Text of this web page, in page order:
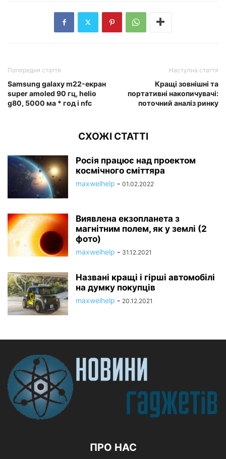
Попередня стаття
Samsung galaxy m22-екран
super amoled 90 гц, helio
g80, 5000 ма * год і nfc
Наступна стаття
Кращі зовнішні та
портативні накопичувачі:
поточний аналіз ринку
СХОЖІ СТАТТІ
Росія працює над проектом
космічного сміттяра
maxwelhelp - 01.02.2022
Виявлена екзопланета з
магнітним полем, як у землі (2
фото)
maxwelhelp - 31.12.2021
Названі кращі і гірші автомобілі
на думку покупців
maxwelhelp - 20.12.2021
ПРО НАС